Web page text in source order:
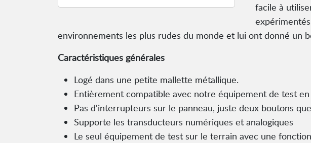
facile à
environnements les plus rudes du monde et lui ont donné un
Caractéristiques générales
Logé dans une petite mallette métallique.
Entièrement compatible avec notre équipement de test
Pas d'interrupteurs sur le panneau, juste deux boutons
Supporte les transducteurs numériques et analogiques
Le seul équipement de test sur le terrain avec une